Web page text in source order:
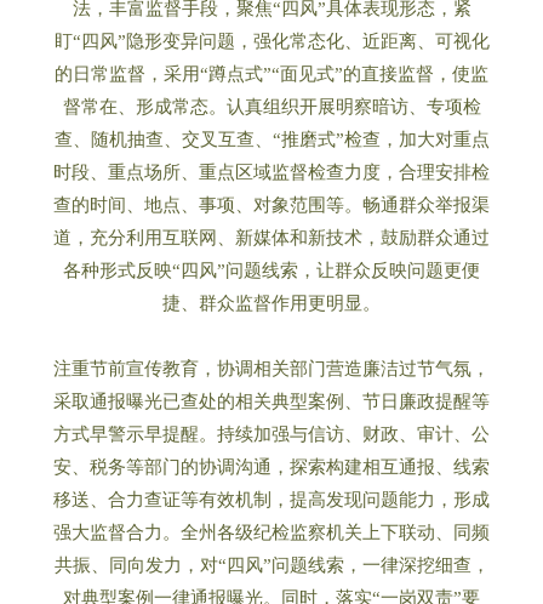
法，丰富监督手段，聚焦“四风”具体表现形态，紧
盯“四风”隐形变异问题，强化常态化、近距离、可视化
的日常监督，采用“蹲点式”“面见式”的直接监督，使监
督常在、形成常态。认真组织开展明察暗访、专项检
查、随机抽查、交叉互查、“推磨式”检查，加大对重点
时段、重点场所、重点区域监督检查力度，合理安排检
查的时间、地点、事项、对象范围等。畅通群众举报渠
道，充分利用互联网、新媒体和新技术，鼓励群众通过
各种形式反映“四风”问题线索，让群众反映问题更便
捷、群众监督作用更明显。
注重节前宣传教育，协调相关部门营造廉洁过节气氛，
采取通报曝光已查处的相关典型案例、节日廉政提醒等
方式早警示早提醒。持续加强与信访、财政、审计、公
安、税务等部门的协调沟通，探索构建相互通报、线索
移送、合力查证等有效机制，提高发现问题能力，形成
强大监督合力。全州各级纪检监察机关上下联动、同频
共振、同向发力，对“四风”问题线索，一律深挖细查，
对典型案例一律通报曝光。同时，落实“一岗双责”要